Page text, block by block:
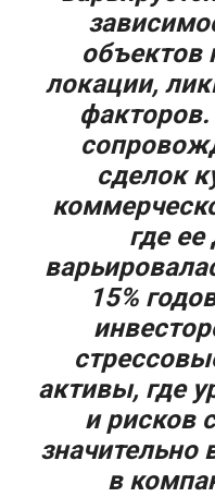
объектов
локации,
сделок
где
15%
активы, где
и рисков
в